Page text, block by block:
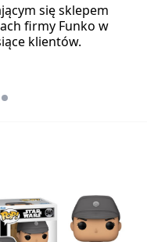
się sklepem
firmy Funko w
klientów.